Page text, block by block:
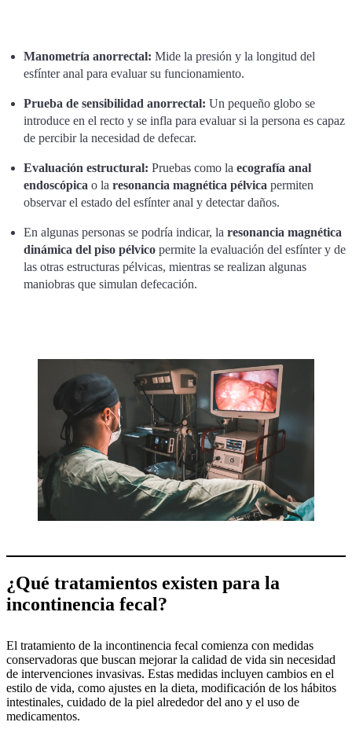
Manometría anorrectal: Mide la presión y la longitud del
esfínter anal para evaluar su funcionamiento.
Prueba de sensibilidad anorrectal: Un pequeño globo se
introduce en el recto y se infla para evaluar si la persona es capaz
de percibir la necesidad de defecar.
Evaluación estructural: Pruebas como la ecografía anal
endoscópica o la resonancia magnética pélvica permiten
observar el estado del esfínter anal y detectar daños.
En algunas personas se podría indicar, la resonancia magnética
dinámica del piso pélvico permite la evaluación del esfínter y de
las otras estructuras pélvicas, mientras se realizan algunas
maniobras que simulan defecación.
¿Qué tratamientos existen para la
incontinencia fecal?
El tratamiento de la incontinencia fecal comienza con medidas
conservadoras que buscan mejorar la calidad de vida sin necesidad
de intervenciones invasivas. Estas medidas incluyen cambios en el
estilo de vida, como ajustes en la dieta, modificación de los hábitos
intestinales, cuidado de la piel alrededor del ano y el uso de
medicamentos.